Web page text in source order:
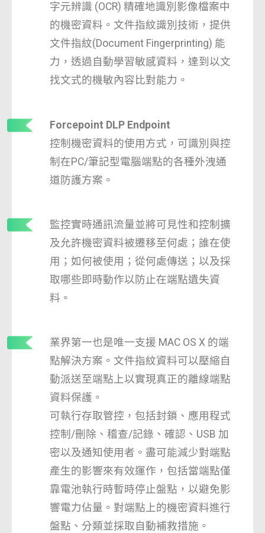
字元辨識 (OCR) 精確地識別影像檔案中
的機密資料。文件指紋識別技術，提供
文件指紋(Document Fingerprinting) 能
力，透過自動學習敏感資料，達到以文
找文式的機敏內容比對能力。
Forcepoint DLP Endpoint
控制機密資料的使用方式，可識別與控
制在PC/筆記型電腦端點的各種外洩通
道防護方案。
監控實時通訊流量並將可見性和控制擴
及允許機密資料被遷移至何處；誰在使
用；如何被使用；從何處傳送；以及採
取哪些即時動作以防止在端點遺失資
料。
業界第一也是唯一支援 MAC OS X 的端
點解決方案。文件指紋資料可以壓縮自
動派送至端點上以實現真正的離線端點
資料保護。
可執行存取管控，包括封鎖、應用程式
控制/刪除、稽查/記錄、確認、USB 加
密以及通知使用者。盡可能減少對端點
產生的影響來有效運作，包括當端點僅
靠電池執行時暫時停止盤點，以避免影
響電力佔量。對端點上的機密資料進行
盤點、分類並採取自動補救措施。